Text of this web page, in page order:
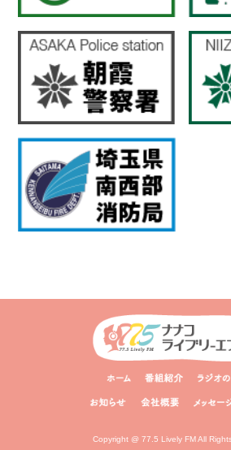
Copyright @ 77.5 Lively FM All